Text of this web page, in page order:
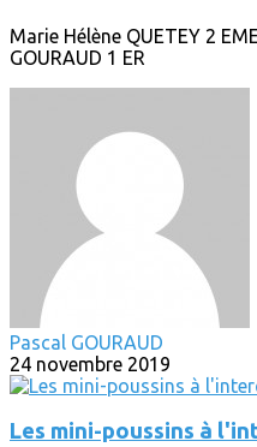
Marie Hélène QUETEY 2
GOURAUD 1 ER
Pascal GOURAUD
24 novembre 2019
Les mini-poussins à